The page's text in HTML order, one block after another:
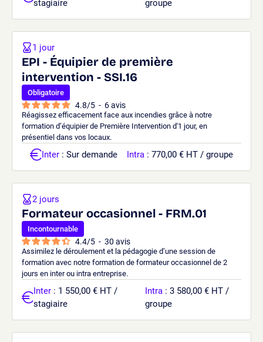
stagiaire groupe
EPI - Équipier de première
intervention - SSI.16
Obligatoire
4.8/5 - 6avis
Réagissez efficacement face aux incendies grâce à notre
formation d’équipier de Première Intervention d'1 jour, en
présentiel dans vos locaux.
1 jour
Inter : Sur demande Intra : 770,00 € HT / groupe
Formateur occasionnel - FRM.01
Incontournable
4.4/5 - 30 avis
Assimilez le déroulement et la pédagogie d’une session de
formation avec notre formation de formateur occasionnel de 2
jours en inter ou intra entreprise.
2 jours
Inter : 1 550,00 € HT /
stagiaire
Intra : 3 580,00 € HT /
groupe